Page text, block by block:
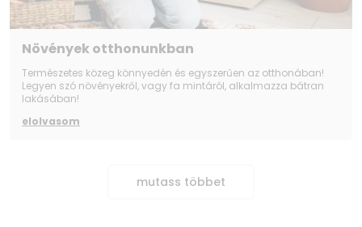
Növények otthonunkban
Természetes közeg könnyedén és egyszerűen az otthonában!
Legyen szó növényekről, vagy fa mintáról, alkalmazza bátran
lakásában!
elolvasom
mutass többet